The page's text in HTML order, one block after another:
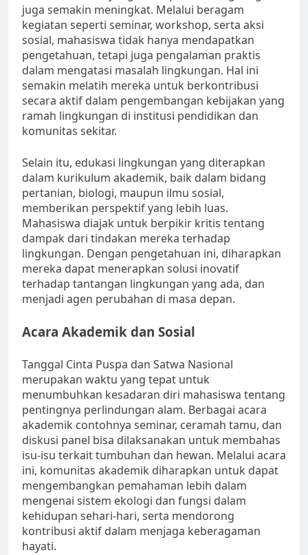
juga semakin meningkat. Melalui beragam
kegiatan seperti seminar, workshop, serta aksi
sosial, mahasiswa tidak hanya mendapatkan
pengetahuan, tetapi juga pengalaman praktis
dalam mengatasi masalah lingkungan. Hal ini
semakin melatih mereka untuk berkontribusi
secara aktif dalam pengembangan kebijakan yang
ramah lingkungan di institusi pendidikan dan
komunitas sekitar.
Selain itu, edukasi lingkungan yang diterapkan
dalam kurikulum akademik, baik dalam bidang
pertanian, biologi, maupun ilmu sosial,
memberikan perspektif yang lebih luas.
Mahasiswa diajak untuk berpikir kritis tentang
dampak dari tindakan mereka terhadap
lingkungan. Dengan pengetahuan ini, diharapkan
mereka dapat menerapkan solusi inovatif
terhadap tantangan lingkungan yang ada, dan
menjadi agen perubahan di masa depan.
Acara Akademik dan Sosial
Tanggal Cinta Puspa dan Satwa Nasional
merupakan waktu yang tepat untuk
menumbuhkan kesadaran diri mahasiswa tentang
pentingnya perlindungan alam. Berbagai acara
akademik contohnya seminar, ceramah tamu, dan
diskusi panel bisa dilaksanakan untuk membahas
isu-isu terkait tumbuhan dan hewan. Melalui acara
ini, komunitas akademik diharapkan untuk dapat
mengembangkan pemahaman lebih dalam
mengenai sistem ekologi dan fungsi dalam
kehidupan sehari-hari, serta mendorong
kontribusi aktif dalam menjaga keberagaman
hayati.